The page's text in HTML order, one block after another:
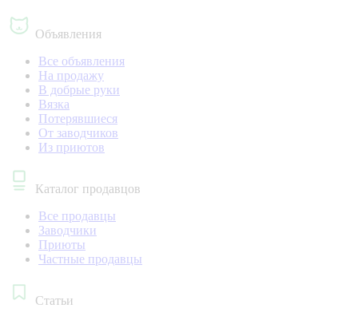
Объявления
Все объявления
На продажу
В добрые руки
Вязка
Потерявшиеся
От заводчиков
Из приютов
Каталог продавцов
Все продавцы
Заводчики
Приюты
Частные продавцы
Статьи